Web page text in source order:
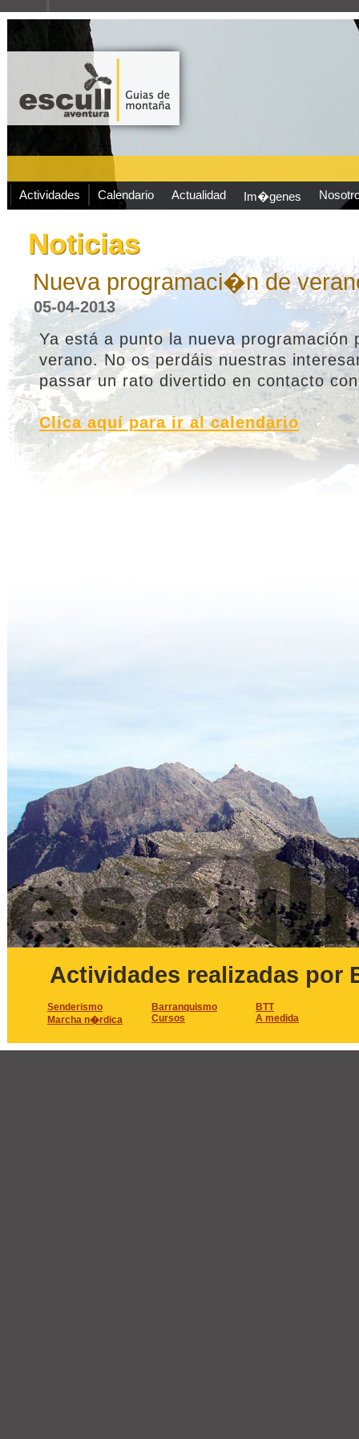
Actividades Calendario Actualidad Im�genes
Noticias
Nueva programaci�n de
05-04-2013
Ya está a punto la nueva programación
verano. No os perdáis nuestras
passar un rato divertido en contacto
Clica aquí para ir al calendario
Actividades realizadas por
Senderismo Barranquismo
BTT
Marcha n�rdica
Cursos A medida